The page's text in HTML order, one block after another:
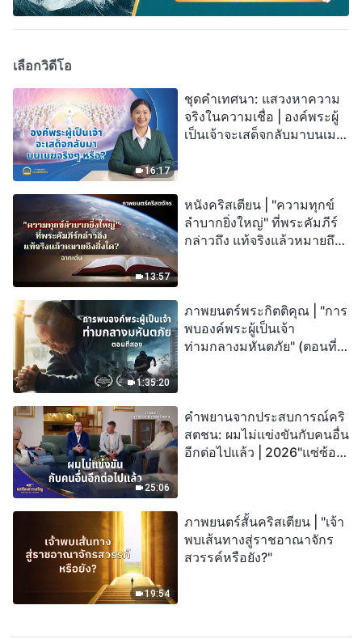
เลือกวิดีโอ
16:17
ชุดคำเทศนา: แสวงหาความ
จริงในความเชื่อ | องค์พระผู้
เป็นเจ้าจะเสด็จกลับมาบนเมฆ
13:57
หนังคริสเตียน | "ความทุกข์
ลำบากยิ่งใหญ่" ที่พระคัมภีร์
กล่าวถึง แท้จริงแล้วหมายถึง
1:35:20
ภาพยนตร์พระกิตติคุณ | "การ
พบองค์พระผู้เป็นเจ้า
ท่ามกลางมหันตภัย" (ตอนที่
25:06
คำพยานจากประสบการณ์คริ
สตชน: ผมไม่แข่งขันกับคนอื่น
อีกต่อไปแล้ว | 2026"แซ่ซ้อง
19:54
ภาพยนตร์สั้นคริสเตียน | "เจ้า
พบเส้นทางสู่ราชอาณาจักร
สวรรค์หรือยัง?"